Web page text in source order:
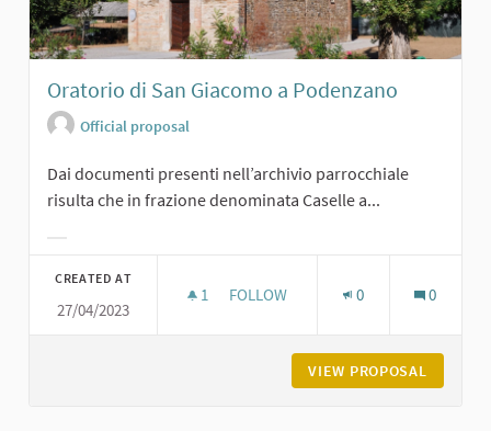
Oratorio di San Giacomo a Podenzano
Official proposal
Dai documenti presenti nell’archivio parrocchiale
risulta che in frazione denominata Caselle a...
CREATED AT
27/04/2023
1 1 FOLLOWER
FOLLOW 0 0
VIEW PROPOSAL